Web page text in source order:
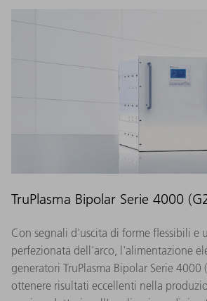
TruPlasma Bipolar Serie 4000
Con segnali d'uscita di forme flessibili e
perfezionata dell'arco, l'alimentazione
generatori TruPlasma Bipolar Serie 4000
ottenere risultati eccellenti nella